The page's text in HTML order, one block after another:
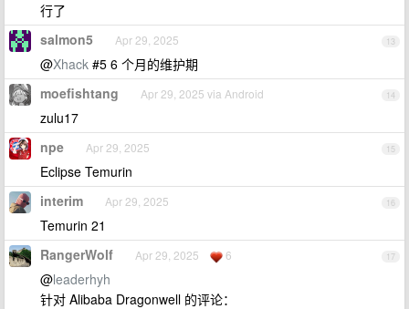
行了
13
salmon5 Apr 29, 2025
@Xhack #5 6 个月的维护期
14
moefishtang Apr 29, 2025 via Android
zulu17
15
npe Apr 29, 2025
Eclipse Temurin
16
interim Apr 29, 2025
Temurin 21
17
RangerWolf Apr 29, 2025 6
@leaderhyh
针对 Alibaba Dragonwell 的评论：